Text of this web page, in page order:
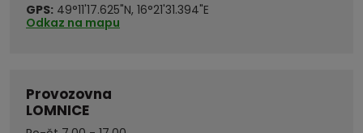
GPS: 49°11'17.625"N, 16°21'31.394"E
Odkaz na mapu
Provozovna
LOMNICE